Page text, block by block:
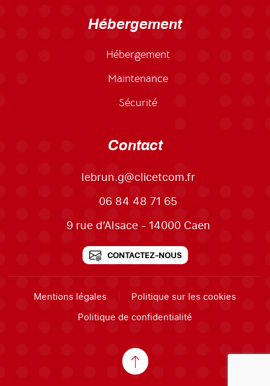
Hébergement
Hébergement
Maintenance
Sécurité
Contact
lebrun.g@clicetcom.fr
06 84 48 71 65
9 rue d’Alsace - 14000 Caen
CONTACTEZ-NOUS
Mentions légales
Politique sur les cookies
Politique de confidentialité